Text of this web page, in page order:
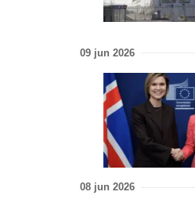
09 jun 2026
08 jun 2026